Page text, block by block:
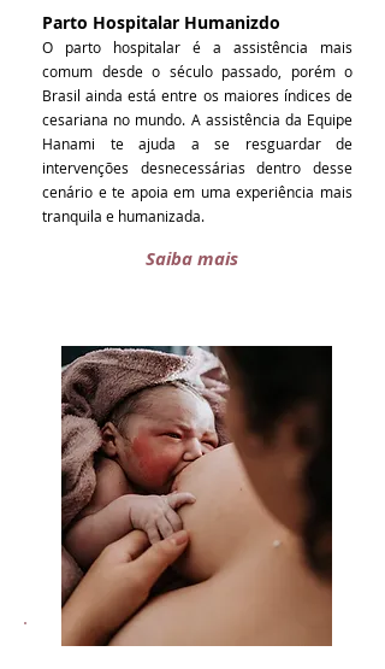
Parto Hospitalar Humanizdo
O parto hospitalar é a assistência mais
comum desde o século passado, porém o
Brasil ainda está entre os maiores índices de
cesariana no mundo. A assistência da Equipe
Hanami te ajuda a se resguardar de
intervenções desnecessárias dentro desse
cenário e te apoia em uma experiência mais
tranquila e humanizada.
Saiba mais